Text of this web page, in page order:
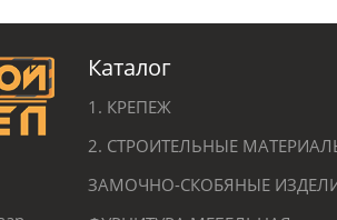
Каталог
1. КРЕПЕЖ
2. СТРОИТЕЛЬНЫЕ
ЗАМОЧНО-СКОБЯНЫЕ